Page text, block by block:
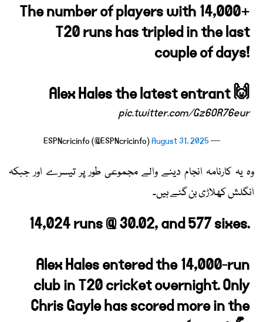
The number of players with 14,000+
T20 runs has tripled in the last
couple of days!
Alex Hales the latest entrant 🙌
pic.twitter.com/Gz6OR76eur
— ESPNcricinfo (@ESPNcricinfo)
August 31, 2025
وہ یہ کارنامہ انجام دینے والے مجموعی طور پر تیسرے اور جبکہ
انگلش کھلاڑی بن گئے ہیں۔
14,024 runs @ 30.02, and 577 sixes.
Alex Hales entered the 14,000-run
club in T20 cricket overnight. Only
Chris Gayle has scored more in the